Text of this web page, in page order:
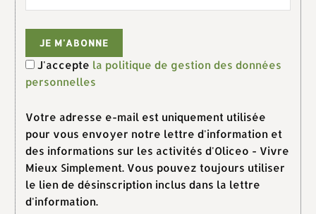
J'accepte la politique de gestion des données
personnelles
Votre adresse e-mail est uniquement utilisée
pour vous envoyer notre lettre d'information et
des informations sur les activités d'Oliceo - Vivre
Mieux Simplement. Vous pouvez toujours utiliser
le lien de désinscription inclus dans la lettre
d'information.